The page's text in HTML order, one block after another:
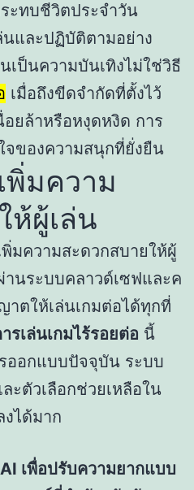
ะทบชีวิตประจำวัน
นและปฏิบัติตามอย่าง
เป็นความบันเทิงไม่ใช่วิธี
เมื่อถึงขีดจำกัดที่ตั้งไว้
ยล้าหรือหงุดหงิด การ
จของความสนุกที่ยั่งยืน
พิ่มความ
ห้ผู้เล่น
มความสะดวกสบายให้ผู้
านระบบคลาวด์เซฟและค
ตให้เล่นเกมต่อได้ทุกที่
รเล่นเกมไร้รอยต่อ นี้
ออกแบบปัจจุบัน ระบบ
ะตัวเลือกช่วยเหลือใน
ได้มาก
เพื่อปรับความยากแบบ